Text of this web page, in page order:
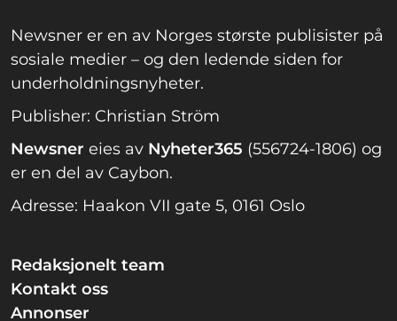
Newsner er en av Norges største publisister på
sosiale medier – og den ledende siden for
underholdningsnyheter.
Publisher: Christian Ström
Newsner eies av Nyheter365 (556724-1806) og
er en del av Caybon.
Adresse: Haakon VII gate 5, 0161 Oslo
Redaksjonelt team
Kontakt oss
Annonser